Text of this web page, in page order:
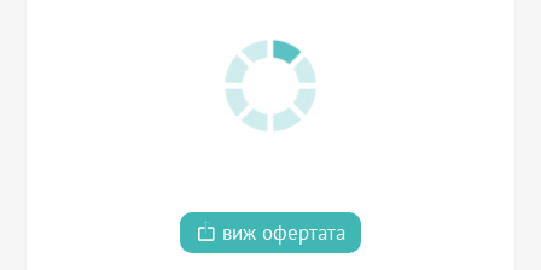
виж офертата